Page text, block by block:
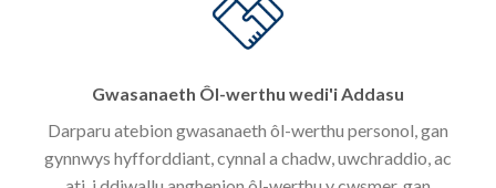
Gwasanaeth Ôl-werthu wedi'i Addasu
Darparu atebion gwasanaeth ôl-werthu personol, gan
gynnwys hyfforddiant, cynnal a chadw, uwchraddio, ac